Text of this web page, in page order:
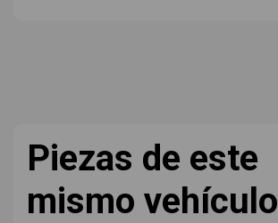
Piezas de este
mismo vehículo